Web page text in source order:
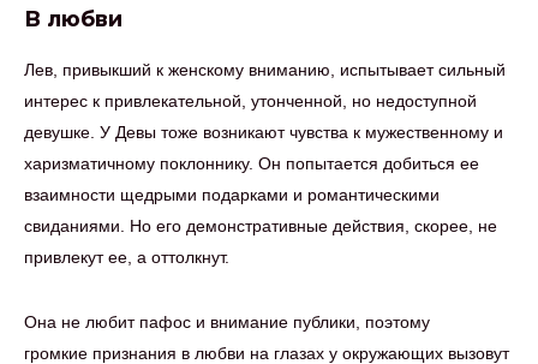
В любви
Лев, привыкший к женскому вниманию, испытывает сильный
интерес к привлекательной, утонченной, но недоступной
девушке. У Девы тоже возникают чувства к мужественному и
харизматичному поклоннику. Он попытается добиться ее
взаимности щедрыми подарками и романтическими
свиданиями. Но его демонстративные действия, скорее, не
привлекут ее, а оттолкнут.
Она не любит пафос и внимание публики, поэтому
громкие признания в любви на глазах у окружающих вызовут